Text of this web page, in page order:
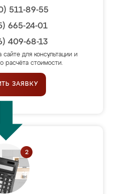
511-89-55
665-24-01
409-68-13
сайте для консультации и
расчёта стоимости.
ЗАЯВКУ